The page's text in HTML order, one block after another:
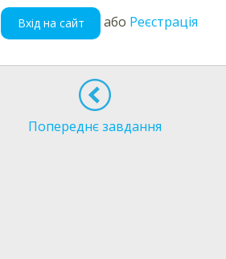
Вхід на сайт або Реєстрація
Попереднє завдання